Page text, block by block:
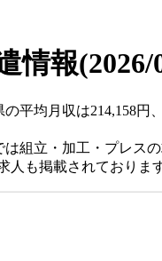
情報
平均月収は214,158
組立・加工・プレス
も掲載されておりま